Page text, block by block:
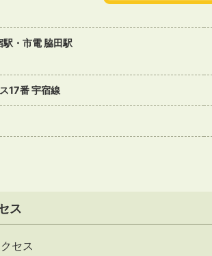
駅・市電 脇田駅
17番 宇宿線
ス
セス